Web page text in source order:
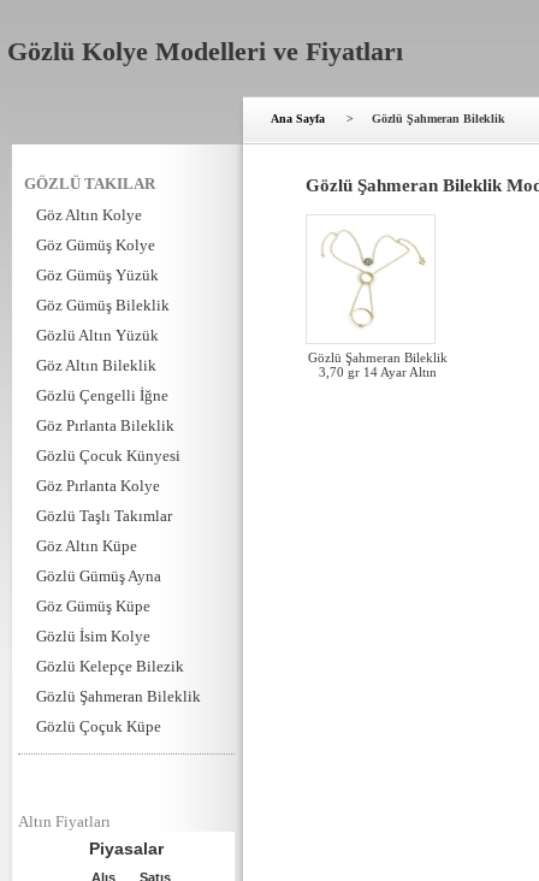
Gözlü Kolye Modelleri ve Fiyatları
Ana Sayfa > Gözlü Şahmeran Bileklik
GÖZLÜ TAKILAR
Göz Altın Kolye
Göz Gümüş Kolye
Göz Gümüş Yüzük
Göz Gümüş Bileklik
Gözlü Altın Yüzük
Göz Altın Bileklik
Gözlü Çengelli İğne
Göz Pırlanta Bileklik
Gözlü Çocuk Künyesi
Göz Pırlanta Kolye
Gözlü Taşlı Takımlar
Göz Altın Küpe
Gözlü Gümüş Ayna
Göz Gümüş Küpe
Gözlü İsim Kolye
Gözlü Kelepçe Bilezik
Gözlü Şahmeran Bileklik
Gözlü Çoçuk Küpe
Altın Fiyatları
Gözlü Şahmeran Bileklik
Gözlü Şahmeran Bileklik
3,70 gr 14 Ayar Altın